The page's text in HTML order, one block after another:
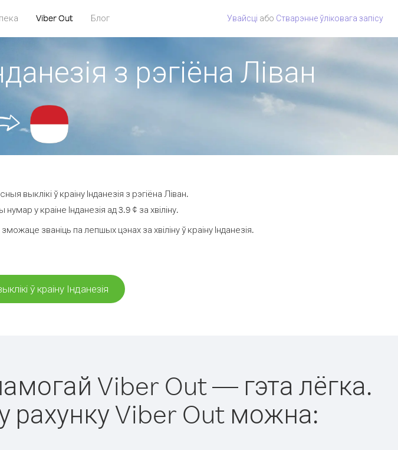
Viber Out Блог Увайсці або Стварэнне ўліковага запісу
з рэгіёна Ліван
выклікі ў краіну Інданезія з рэгіёна Ліван.
у краіне Інданезія ад 3.9 ¢ за хвіліну.
званіць па лепшых цэнах за хвіліну ў краіну Інданезія.
ў краіну Інданезія
Viber Out — гэта лёгка.
рахунку Viber Out можна: